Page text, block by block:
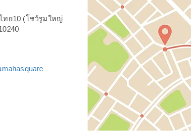
ทย10 (โชว์รูมใหญ่